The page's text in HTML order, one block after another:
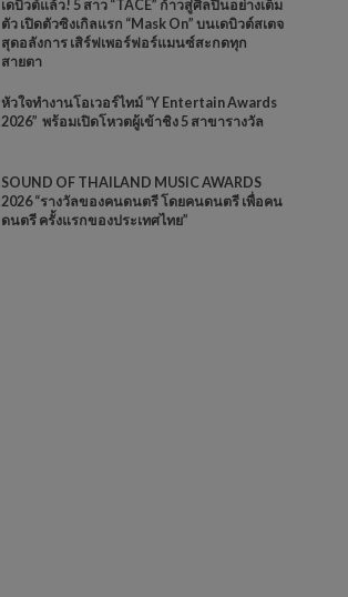
เดบิวต์แล้ว! 5 สาว “TACE” ก้าวสู่ศิลปินอย่างเต็ม
ตัว เปิดตัวซิงเกิลแรก “Mask On” บนเดบิวต์สเตจ
สุดอลังการ เสิร์ฟเพอร์ฟอร์แมนซ์สะกดทุก
สายตา
หัวใจทำงานโอเวอร์ไทม์ “Y Entertain Awards
2026” พร้อมเปิดโหวตผู้เข้าชิง 5 สาขารางวัล
SOUND OF THAILAND MUSIC AWARDS
2026 “รางวัลของคนดนตรี โดยคนดนตรี เพื่อคน
ดนตรี ครั้งแรกของประเทศไทย”